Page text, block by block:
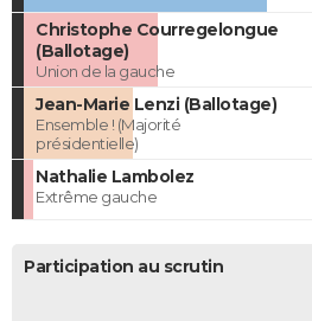
Christophe Courregelongue
(Ballotage)
Union de la gauche
Jean-Marie Lenzi (Ballotage)
Ensemble ! (Majorité
présidentielle)
Nathalie Lambolez
Extrême gauche
Participation au scrutin